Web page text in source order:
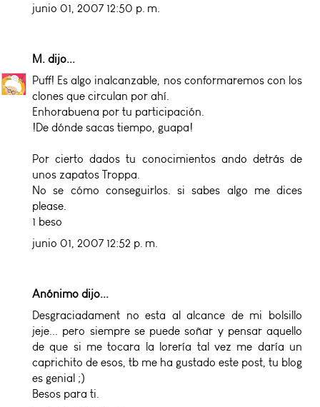
junio 01, 2007 12:50 p. m.
M. dijo...
Puff! Es algo inalcanzable, nos conformaremos con los
clones que circulan por ahí.
Enhorabuena por tu participación.
!De dónde sacas tiempo, guapa!
Por cierto dados tu conocimientos ando detrás de
unos zapatos Troppa.
No se cómo conseguirlos. si sabes algo me dices
please.
1 beso
junio 01, 2007 12:52 p. m.
Anónimo dijo...
Desgraciadament no esta al alcance de mi bolsillo
jeje... pero siempre se puede soñar y pensar aquello
de que si me tocara la lorería tal vez me daría un
caprichito de esos, tb me ha gustado este post, tu blog
es genial ;)
Besos para ti.